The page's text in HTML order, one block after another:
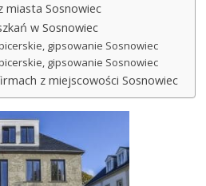
miasta Sosnowiec
w Sosnowiec
gipsowanie Sosnowiec
gipsowanie Sosnowiec
z miejscowości Sosnowiec